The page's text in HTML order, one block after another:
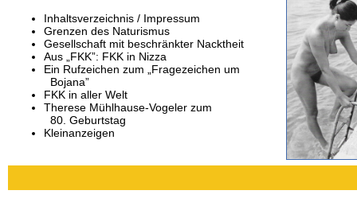
Inhaltsverzeichnis / Impressum
Grenzen des Naturismus
Gesellschaft mit beschränkter Nacktheit
Aus „FKK”: FKK in Nizza
Ein Rufzeichen zum „Fragezeichen um
Bojana”
FKK in aller Welt
Therese Mühlhause-Vogeler zum
80. Geburtstag
Kleinanzeigen